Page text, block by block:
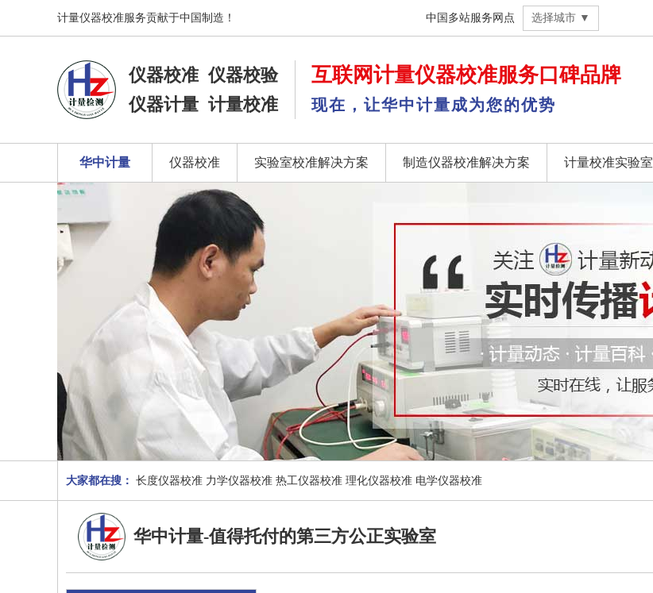
计量仪器校准服务贡献于中国制造！ 中国多站服务网点 选择城市 ▼
仪器校准 仪器校验
仪器计量 计量校准
互联网计量仪器校准服务口碑品牌
现在，让华中计量成为您的优势
华中计量 仪器校准 实验室校准解决方案 制造仪器校准解决方案 计量校准实验室
大家都在搜： 长度仪器校准 力学仪器校准 热工仪器校准 理化仪器校准 电学仪器校准
华中计量-值得托付的第三方公正实验室